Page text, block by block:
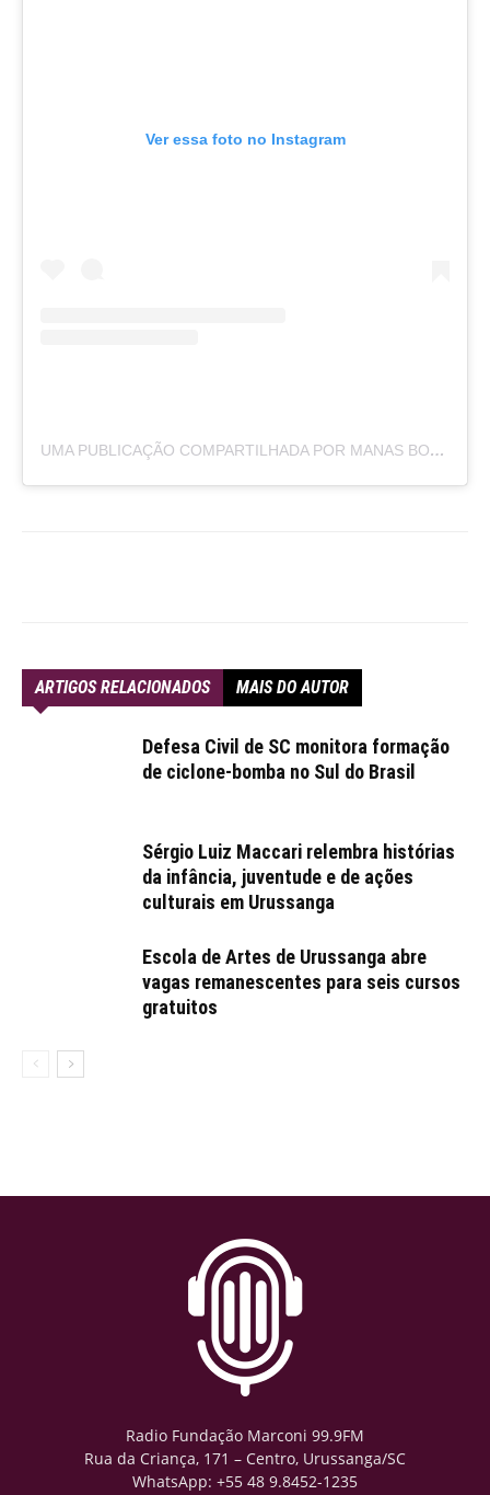
Ver essa foto no Instagram
UMA PUBLICAÇÃO COMPARTILHADA POR MANAS BONETTI – STUDIO D’ARTE (@MANASBONETTI)
ARTIGOS RELACIONADOS MAIS DO AUTOR
Defesa Civil de SC monitora formação
de ciclone-bomba no Sul do Brasil
Sérgio Luiz Maccari relembra histórias
da infância, juventude e de ações
culturais em Urussanga
Escola de Artes de Urussanga abre
vagas remanescentes para seis cursos
gratuitos
Radio Fundação Marconi 99.9FM
Rua da Criança, 171 – Centro, Urussanga/SC
WhatsApp: +55 48 9.8452-1235